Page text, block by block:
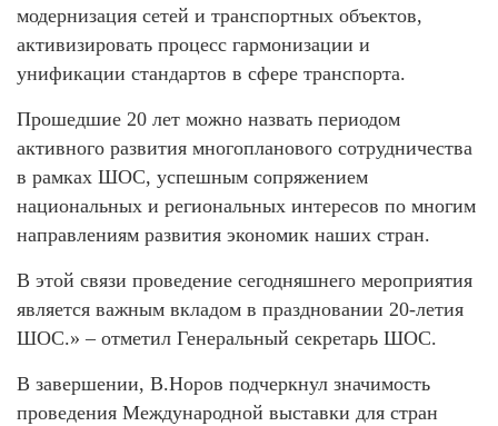
модернизация сетей и транспортных объектов,
активизировать процесс гармонизации и
унификации стандартов в сфере транспорта.
Прошедшие 20 лет можно назвать периодом
активного развития многопланового сотрудничества
в рамках ШОС, успешным сопряжением
национальных и региональных интересов по многим
направлениям развития экономик наших стран.
В этой связи проведение сегодняшнего мероприятия
является важным вкладом в праздновании 20-летия
ШОС.» – отметил Генеральный секретарь ШОС.
В завершении, В.Норов подчеркнул значимость
проведения Международной выставки для стран